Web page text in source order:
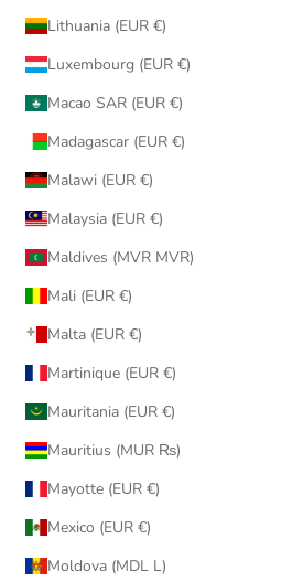
Lithuania (EUR €)
Luxembourg (EUR €)
Macao SAR (EUR €)
Madagascar (EUR €)
Malawi (EUR €)
Malaysia (EUR €)
Maldives (MVR MVR)
Mali (EUR €)
Malta (EUR €)
Martinique (EUR €)
Mauritania (EUR €)
Mauritius (MUR ₨)
Mayotte (EUR €)
Mexico (EUR €)
Moldova (MDL L)